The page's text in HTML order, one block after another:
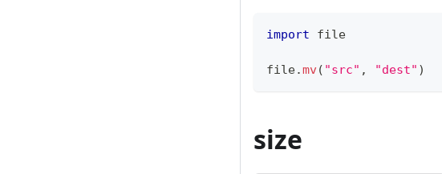
import file
file.mv ( "src" , "dest" )
size